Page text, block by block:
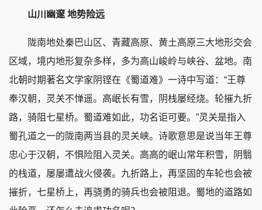
山川幽邃 地势险远
陇南地处秦巴山区、青藏高原、黄土高原三大地形交会
区域，境内地形复杂多样，多为高山峻岭与峡谷、盆地。南
北朝时期著名文学家阴铿在《蜀道难》一诗中写道：“王尊
奉汉朝，灵关不惮遥。高岷长有雪，阴栈屡经烧。轮摧九折
路，骑阻七星桥。蜀道难如此，功名讵可要。”灵关是指入
蜀孔道之一的陇南两当县的灵关峡。诗歌意思是说当年王尊
忠心于汉朝，不惧险阻入灵关。高高的岷山常年积雪，阴翳
的栈道，屡屡遭战火侵袭。九折路上，再坚固的车轮也会被
摧折，七星桥上，再骁勇的骑兵也会被阻退。蜀地的道路如